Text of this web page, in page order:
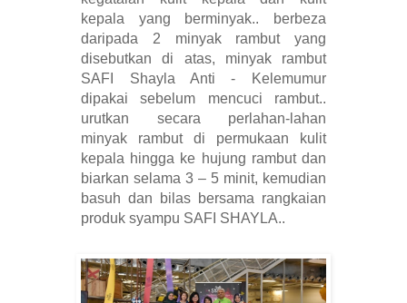
kepala yang berminyak.. berbeza
daripada 2 minyak rambut yang
disebutkan di atas, minyak rambut
SAFI Shayla Anti - Kelemumur
dipakai sebelum mencuci rambut..
urutkan secara perlahan-lahan
minyak rambut di permukaan kulit
kepala hingga ke hujung rambut dan
biarkan selama 3 – 5 minit, kemudian
basuh dan bilas bersama rangkaian
produk syampu SAFI SHAYLA..